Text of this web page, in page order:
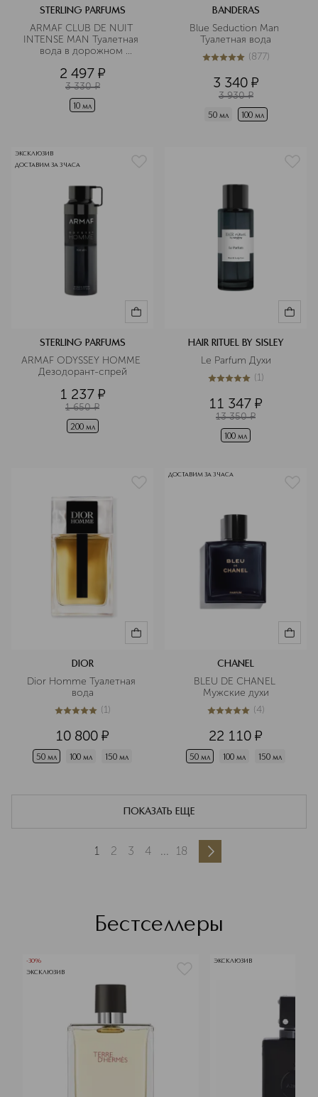
STERLING PARFUMS
ARMAF CLUB DE NUIT
INTENSE MAN Туалетная
вода в дорожном
2 497 ¤
3 330 ¤
10 мл
BANDERAS
Blue Seduction Man
Туалетная вода
5из 5877 (877)
3 340 ¤
3 930 ¤
50 мл 100 мл
ЭКСКЛЮЗИВ
ДОСТАВИМ ЗА 3 ЧАСА
STERLING PARFUMS
ARMAF ODYSSEY HOMME
Дезодорант-cпрей
1 237 ¤
1 650 ¤
200 мл
HAIR RITUEL BY SISLEY
Le Parfum Духи
5из 51 (1)
11 347 ¤
13 350 ¤
100 мл
DIOR
Dior Homme Туалетная
вода
5из 51 (1)
10 800 ¤
50 мл 100 мл 150 мл
ДОСТАВИМ ЗА 3 ЧАСА
CHANEL
BLEU DE CHANEL
Мужские духи
5из 54 (4)
22 110 ¤
50 мл 100 мл 150 мл
ПОКАЗАТЬ ЕЩЕ
1 2 3 4 ... 18
Бестселлеры
-30%
ЭКСКЛЮЗИВ
ЭКСКЛЮЗИВ